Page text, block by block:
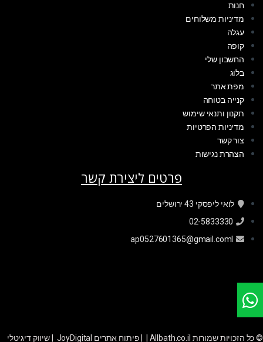
חנות
מדיניות משלוחים
עגלה
קופה
החשבון שלי
בלוג
מפת אתר
קנייה בטוחה
תקנון ותנאי שימוש
מדיניות הפרטיות
צור קשר
הצהרת נגישות
פרטים ליצירת קשר
לואי ליפסקי 43 ירושלים
02-5833330
ap0527601365@gmail.coml
© כל הזכויות שמורות Allbath.co.il | | פיתוח אתרים JoyDigital שיווק דיגיטלי